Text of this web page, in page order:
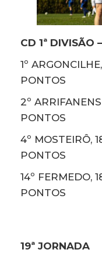
CD 1ª DIVISÃO
1º
PONTOS
2º
PONTOS
4º MOSTEIRÔ,
PONTOS
14º FERMEDO,
PONTOS
19ª JORNADA